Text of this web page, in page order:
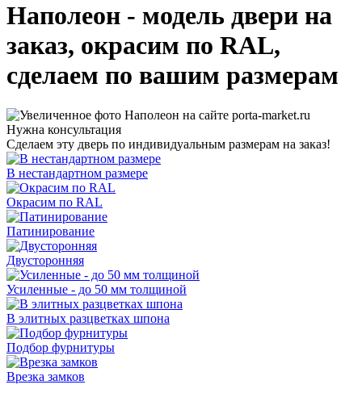
Наполеон - модель двери на
заказ, окрасим по RAL,
сделаем по вашим размерам
Нужна консультация
Сделаем эту дверь по индивидуальным размерам на заказ!
В нестандартном размере
Окрасим по RAL
Патинирование
Двусторонняя
Усиленные - до 50 мм толщиной
В элитных разцветках шпона
Подбор фурнитуры
Врезка замков